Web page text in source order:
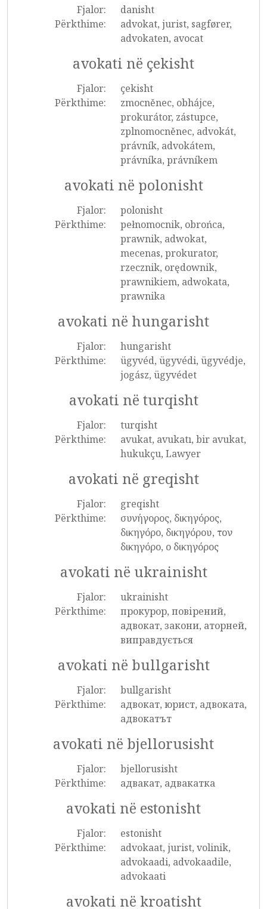
Fjalor:
danisht
Përkthime:
advokat, jurist, sagfører,
advokaten, avocat
avokati në çekisht
Fjalor:
çekisht
Përkthime:
zmocněnec, obhájce,
prokurátor, zástupce,
zplnomocněnec, advokát,
právník, advokátem,
právníka, právníkem
avokati në polonisht
Fjalor:
polonisht
Përkthime:
pełnomocnik, obrońca,
prawnik, adwokat,
mecenas, prokurator,
rzecznik, orędownik,
prawnikiem, adwokata,
prawnika
avokati në hungarisht
Fjalor:
hungarisht
Përkthime:
ügyvéd, ügyvédi, ügyvédje,
jogász, ügyvédet
avokati në turqisht
Fjalor:
turqisht
Përkthime:
avukat, avukatı, bir avukat,
hukukçu, Lawyer
avokati në greqisht
Fjalor:
greqisht
Përkthime:
συνήγορος, δικηγόρος,
δικηγόρο, δικηγόρου, τον
δικηγόρο, ο δικηγόρος
avokati në ukrainisht
Fjalor:
ukrainisht
Përkthime:
прокурор, повірений,
адвокат, закони, аторней,
виправдується
avokati në bullgarisht
Fjalor:
bullgarisht
Përkthime:
адвокат, юрист, адвоката,
адвокатът
avokati në bjellorusisht
Fjalor:
bjellorusisht
Përkthime:
адвакат, адвакатка
avokati në estonisht
Fjalor:
estonisht
Përkthime:
advokaat, jurist, volinik,
advokaadi, advokaadile,
advokaati
avokati në kroatisht